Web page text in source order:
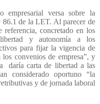
empresarial versa sobre la
86.1 de la LET. Al parecer de
referencia, concretado en los
y autonomía a los
para fijar la vigencia de
convenios de empresa”, y
daría carta de libertad a las
considerado oportuno “la
y de jornada laboral